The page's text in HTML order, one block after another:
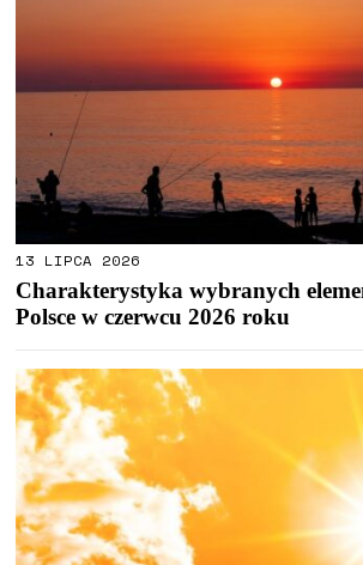
13 LIPCA 2026
Charakterystyka wybranych
Polsce w czerwcu 2026 roku